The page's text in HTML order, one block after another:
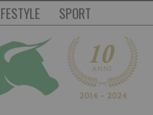
SPORT